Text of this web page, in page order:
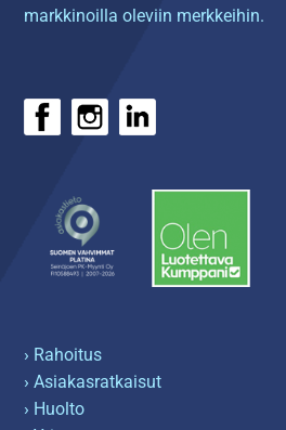
markkinoilla oleviin merkkeihin.
› Rahoitus
› Asiakasratkaisut
› Huolto